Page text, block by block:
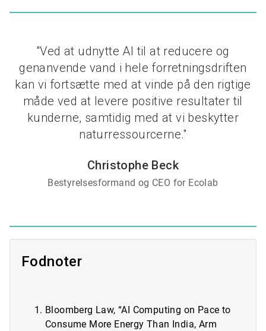
"Ved at udnytte AI til at reducere og
genanvende vand i hele forretningsdriften
kan vi fortsætte med at vinde på den rigtige
måde ved at levere positive resultater til
kunderne, samtidig med at vi beskytter
naturressourcerne."
Christophe Beck
Bestyrelsesformand og CEO for Ecolab
Fodnoter
Bloomberg Law, “AI Computing on Pace to
Consume More Energy Than India, Arm